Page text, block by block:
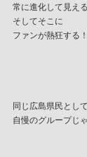
常に進化して見え
そしてそこに
ファンが熱狂する！
同じ広島県民として
自慢のグループじ